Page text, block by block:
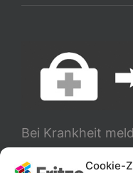
Cookie-
Bei Krankheit
ab.